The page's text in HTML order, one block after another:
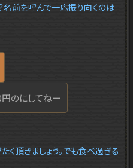
前を呼んで一応振り向くのは
のにしてねー
く頂きましょう。でも食べ過ぎる